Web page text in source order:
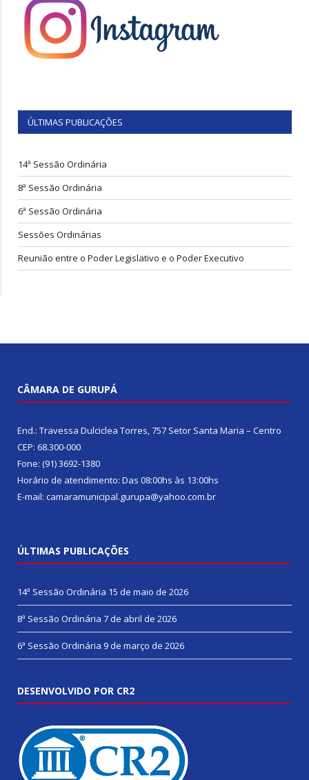
ÚLTIMAS PUBLICAÇÕES
14ª Sessão Ordinária
8ª Sessão Ordinária
6ª Sessão Ordinária
Sessões Ordinárias
Reunião entre o Poder Legislativo e o Poder Executivo
CÂMARA DE GURUPÁ
End.: Travessa Dulciclea Torres, 757 Setor Santa Maria – Centro
CEP: 68.300-000
Fone: (91) 3692-1380
Horário de atendimento: Das 08:00hs às 13:00hs
E-mail: camaramunicipal.gurupa@yahoo.com.br
ÚLTIMAS PUBLICAÇÕES
14ª Sessão Ordinária 15 de maio de 2026
8ª Sessão Ordinária 7 de abril de 2026
6ª Sessão Ordinária 9 de março de 2026
DESENVOLVIDO POR CR2